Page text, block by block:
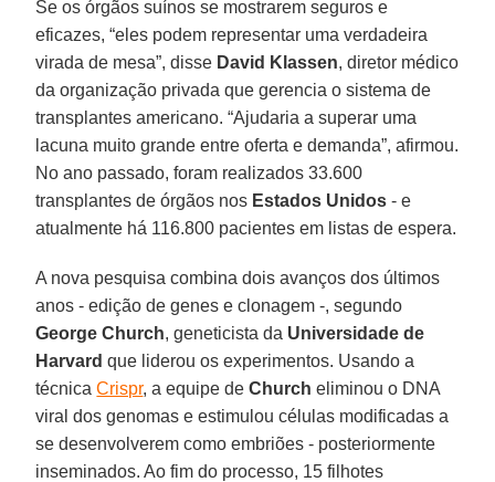
Se os órgãos suínos se mostrarem seguros e
eficazes, “eles podem representar uma verdadeira
virada de mesa”, disse David Klassen, diretor médico
da organização privada que gerencia o sistema de
transplantes americano. “Ajudaria a superar uma
lacuna muito grande entre oferta e demanda”, afirmou.
No ano passado, foram realizados 33.600
transplantes de órgãos nos Estados Unidos - e
atualmente há 116.800 pacientes em listas de espera.
A nova pesquisa combina dois avanços dos últimos
anos - edição de genes e clonagem -, segundo
George Church, geneticista da Universidade de
Harvard que liderou os experimentos. Usando a
técnicaCrispr, a equipe deChurch eliminou o DNA
viral dos genomas e estimulou células modificadas a
se desenvolverem como embriões - posteriormente
inseminados. Ao fim do processo, 15 filhotes